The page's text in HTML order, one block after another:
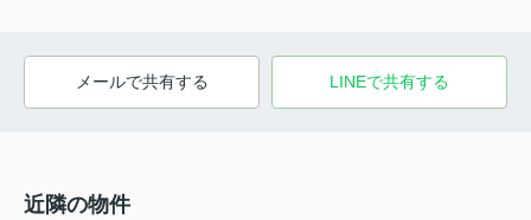
メールで共有する LINEで共有する
近隣の物件